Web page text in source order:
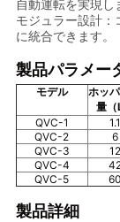
し
な
い
SITEMAP
自動運転を実現し
モジュラー設計：
に統合できます。
製品パラメー
モデル
ホッ
量（
QVC-1 1.1
QVC-2
6
QVC-3
12
QVC-4
QVC-5
60
製品詳細